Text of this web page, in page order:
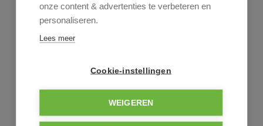
onze content & advertenties te verbeteren en
personaliseren.
Lees meer
Cookie-instellingen
WEIGEREN